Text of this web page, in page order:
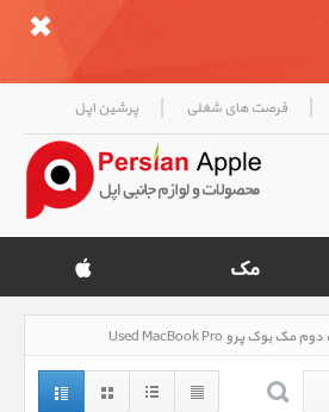
| فرصت های شغلی | پرشین اپل